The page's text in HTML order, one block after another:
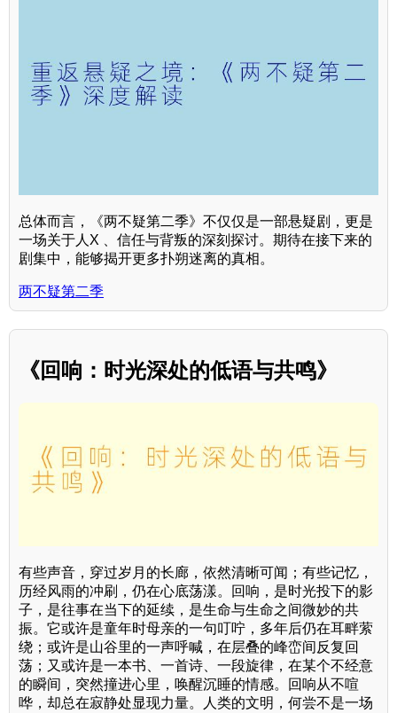
总体而言，《两不疑第二季》不仅仅是一部悬疑剧，更是
一场关于人X 、信任与背叛的深刻探讨。期待在接下来的
剧集中，能够揭开更多扑朔迷离的真相。
两不疑第二季
《回响：时光深处的低语与共鸣》
有些声音，穿过岁月的长廊，依然清晰可闻；有些记忆，
历经风雨的冲刷，仍在心底荡漾。回响，是时光投下的影
子，是往事在当下的延续，是生命与生命之间微妙的共
振。它或许是童年时母亲的一句叮咛，多年后仍在耳畔萦
绕；或许是山谷里的一声呼喊，在层叠的峰峦间反复回
荡；又或许是一本书、一首诗、一段旋律，在某个不经意
的瞬间，突然撞进心里，唤醒沉睡的情感。回响从不喧
哗，却总在寂静处显现力量。人类的文明，何尝不是一场